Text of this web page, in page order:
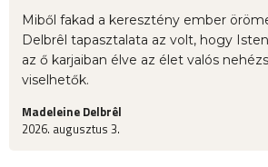
Miből fakad a keresztény ember
Delbrêl tapasztalata az volt, hogy
az ő karjaiban élve az élet valós
viselhetők.
Madeleine Delbrêl
2026. augusztus 3.